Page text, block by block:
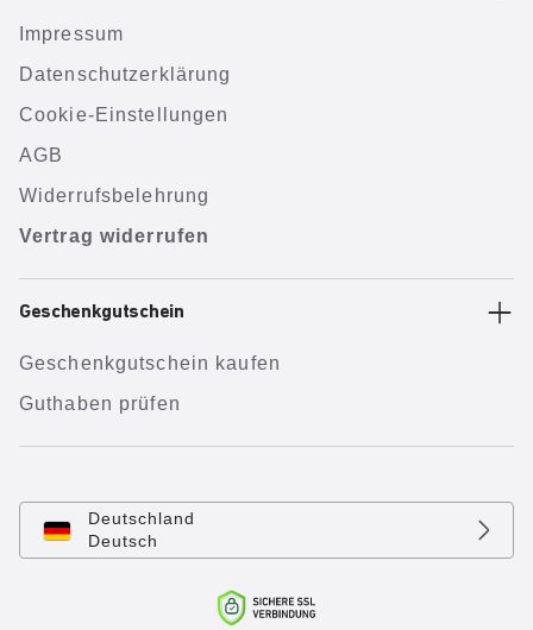
Impressum
Datenschutzerklärung
Cookie-Einstellungen
AGB
Widerrufsbelehrung
Vertrag widerrufen
Geschenkgutschein
Geschenkgutschein kaufen
Guthaben prüfen
Deutschland
Deutsch